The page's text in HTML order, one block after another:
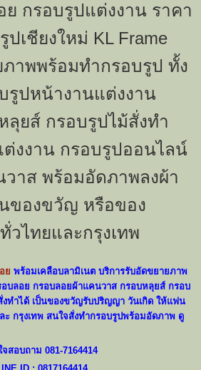
กรอบรูปแต่งงาน ราคา
เชียงใหม่ KL Frame
าพพร้อมทำกรอบรูป ทั้ง
รูปหน้างานแต่งงาน
ลุยส์ กรอบรูปไม้สั่งทำ
งงาน กรอบรูปออนไลน์
าส พร้อมอัดภาพลงผ้า
ของขวัญ หรือของ
วไทยและกรุงเทพ
ย พร้อมเคลือบลามิเนต บริการรับอัดขยายภาพ
บลอย กรอบลอยผ้าแคนวาส กรอบหลุยส์ กรอบ
ทำได้ เป็นของขวัญรับปริญญา วันเกิด ให้แฟน
ะ กรุงเทพ สนใจสั่งทำกรอบรูปพร้อมอัดภาพ ดู
สอบถาม 081-7164414